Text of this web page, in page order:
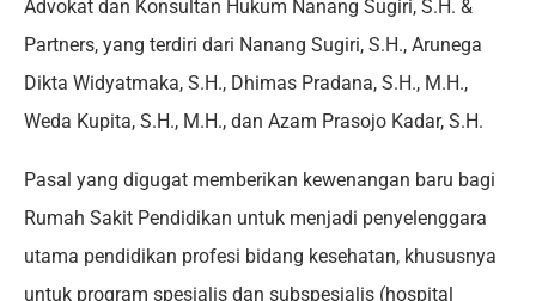
Advokat dan Konsultan Hukum Nanang Sugiri, S.H. &
Partners, yang terdiri dari Nanang Sugiri, S.H., Arunega
Dikta Widyatmaka, S.H., Dhimas Pradana, S.H., M.H.,
Weda Kupita, S.H., M.H., dan Azam Prasojo Kadar, S.H.
Pasal yang digugat memberikan kewenangan baru bagi
Rumah Sakit Pendidikan untuk menjadi penyelenggara
utama pendidikan profesi bidang kesehatan, khususnya
untuk program spesialis dan subspesialis (hospital